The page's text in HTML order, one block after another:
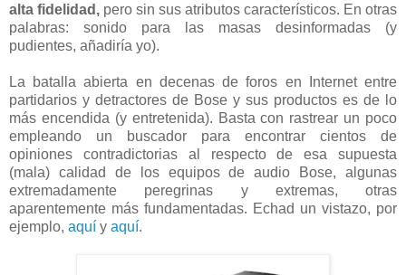
alta fidelidad, pero sin sus atributos característicos. En otras
palabras: sonido para las masas desinformadas (y
pudientes, añadiría yo).
La batalla abierta en decenas de foros en Internet entre
partidarios y detractores de Bose y sus productos es de lo
más encendida (y entretenida). Basta con rastrear un poco
empleando un buscador para encontrar cientos de
opiniones contradictorias al respecto de esa supuesta
(mala) calidad de los equipos de audio Bose, algunas
extremadamente peregrinas y extremas, otras
aparentemente más fundamentadas. Echad un vistazo, por
ejemplo, aquí y aquí.